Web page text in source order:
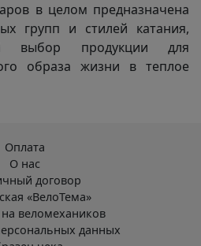
в целом предназначена
групп и стилей катания,
выбор продукции для
образа жизни в теплое
Оплата
О нас
договор
«ВелоТема»
веломехаников
данных